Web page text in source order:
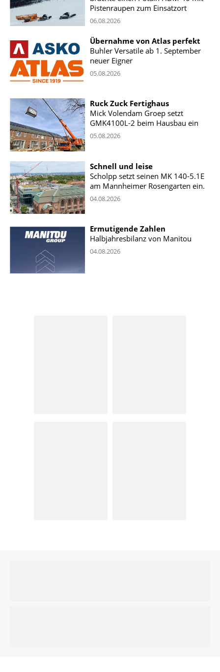
Pistenraupen zum Einsatzort
06.08.2026
Übernahme von Atlas perfekt
Buhler Versatile ab 1. September
neuer Eigner
05.08.2026
Ruck Zuck Fertighaus
Mick Volendam Groep setzt
GMK4100L-2 beim Hausbau ein
05.08.2026
Schnell und leise
Scholpp setzt seinen MK 140-5.1E
am Mannheimer Rosengarten ein.
04.08.2026
Ermutigende Zahlen
Halbjahresbilanz von Manitou
04.08.2026